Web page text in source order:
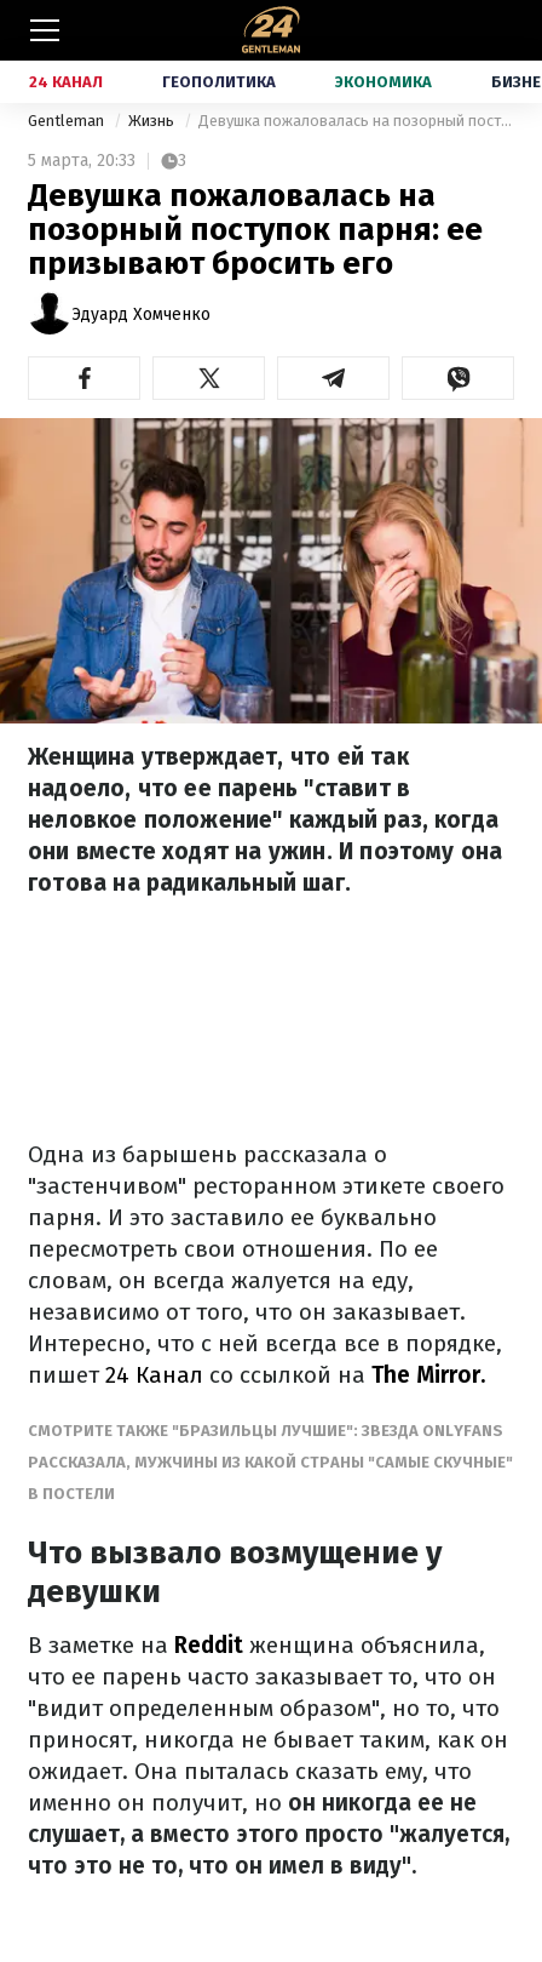
24 КАНАЛ ГЕОПОЛИТИКА ЭКОНОМИКА
Gentleman Жизнь Девушка пожаловалась на позорный поступок парня: ее призывают бросить его
5 марта, 20:33 3
Девушка пожаловалась на
позорный поступок парня: ее
призывают бросить его
Эдуард Хомченко
Женщина утверждает, что ей так
надоело, что ее парень "ставит в
неловкое положение" каждый раз, когда
они вместе ходят на ужин. И поэтому она
готова на радикальный шаг.
Одна из барышень рассказала о
"застенчивом" ресторанном этикете своего
парня. И это заставило ее буквально
пересмотреть свои отношения. По ее
словам, он всегда жалуется на еду,
независимо от того, что он заказывает.
Интересно, что с ней всегда все в порядке,
пишет24 Канал со ссылкой на The Mirror.
СМОТРИТЕ ТАКЖЕ "БРАЗИЛЬЦЫ ЛУЧШИЕ": ЗВЕЗДА ONLYFANS
РАССКАЗАЛА, МУЖЧИНЫ ИЗ КАКОЙ СТРАНЫ "САМЫЕ СКУЧНЫЕ"
В ПОСТЕЛИ
Что вызвало возмущение у
девушки
В заметке на Reddit женщина объяснила,
что ее парень часто заказывает то, что он
"видит определенным образом", но то, что
приносят, никогда не бывает таким, как он
ожидает. Она пыталась сказать ему, что
именно он получит, но он никогда ее не
слушает, а вместо этого просто "жалуется,
что это не то, что он имел в виду".